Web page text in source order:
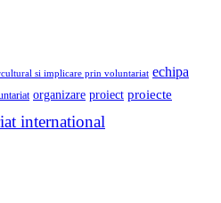
si implicare prin voluntariat echipa
organizare proiect proiecte
international